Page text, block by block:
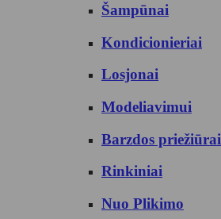
Šampūnai
Kondicionieriai
Losjonai
Modeliavimui
Barzdos priežiūrai
Rinkiniai
Nuo Plikimo